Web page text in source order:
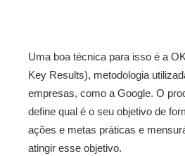
Uma boa técnica para isso é a
Key Results), metodologia
empresas, como a Google. O
define qual é o seu objetivo de
ações e metas práticas e
atingir esse objetivo.